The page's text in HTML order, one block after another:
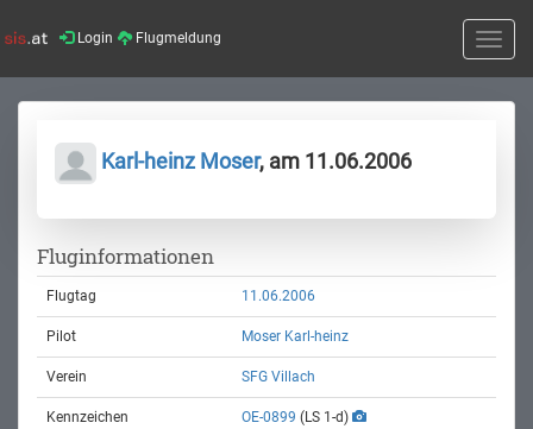
Login Flugmeldung
Toggle
Karl-heinz Moser, am 11.06.2006
Fluginformationen
Flugtag 11.06.2006
Pilot Moser Karl-heinz
Verein SFG Villach
Kennzeichen OE-0899 (LS 1-d)